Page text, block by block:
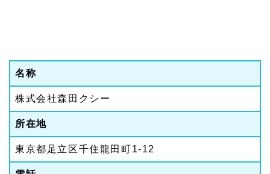
名称
株式会社森田クシー
所在地
東京都足立区千住龍田町1-12